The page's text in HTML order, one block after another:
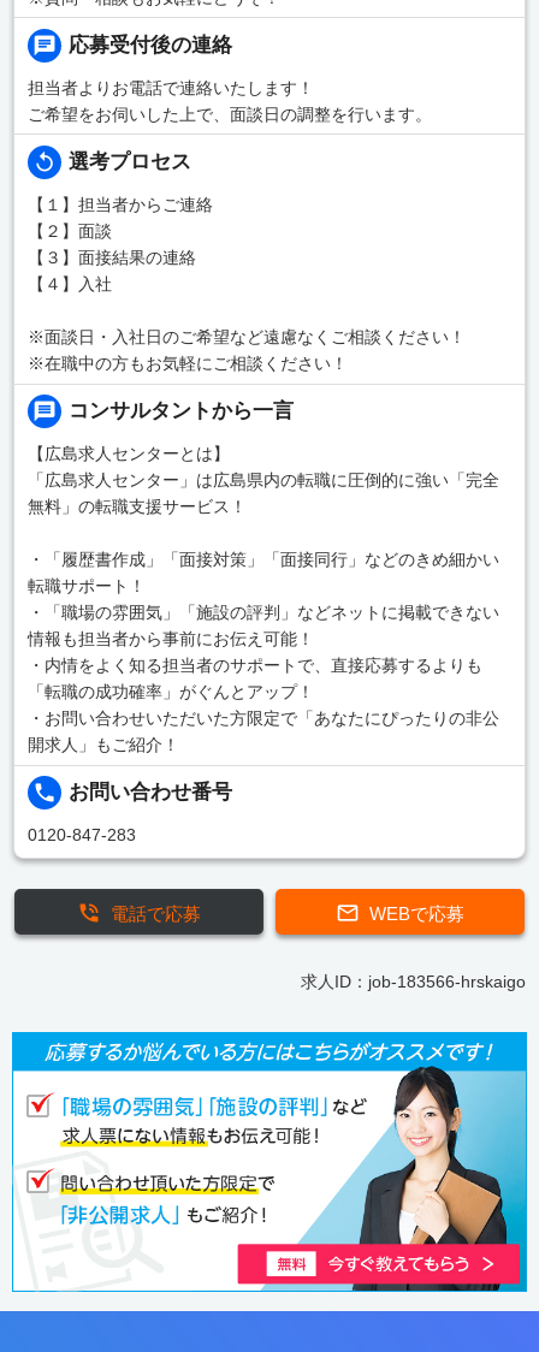
応募受付後の連絡
担当者よりお電話で連絡いたします！
ご希望をお伺いした上で、面談日の調整を行います。
選考プロセス
【１】担当者からご連絡
【２】面談
【３】面接結果の連絡
【４】入社
※面談日・入社日のご希望など遠慮なくご相談ください！
※在職中の方もお気軽にご相談ください！
コンサルタントから一言
【広島求人センターとは】
「広島求人センター」は広島県内の転職に圧倒的に強い「完全
無料」の転職支援サービス！
・「履歴書作成」「面接対策」「面接同行」などのきめ細かい
転職サポート！
・「職場の雰囲気」「施設の評判」などネットに掲載できない
情報も担当者から事前にお伝え可能！
・内情をよく知る担当者のサポートで、直接応募するよりも
「転職の成功確率」がぐんとアップ！
・お問い合わせいただいた方限定で「あなたにぴったりの非公
開求人」もご紹介！
お問い合わせ番号
0120-847-283
WEBで応募
電話で応募
求人ID：job-183566-hrskaigo